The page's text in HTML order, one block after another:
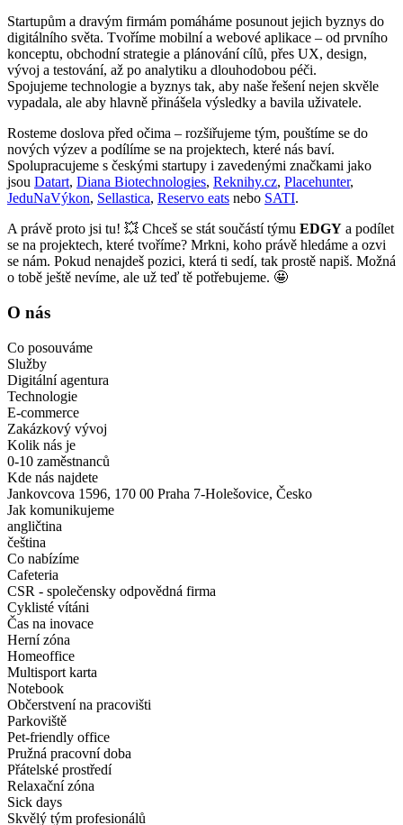
Startupům a dravým firmám pomáháme posunout jejich byznys do
digitálního světa. Tvoříme mobilní a webové aplikace – od prvního
konceptu, obchodní strategie a plánování cílů, přes UX, design,
vývoj a testování, až po analytiku a dlouhodobou péči.
Spojujeme technologie a byznys tak, aby naše řešení nejen skvěle
vypadala, ale aby hlavně přinášela výsledky a bavila uživatele.
Rosteme doslova před očima – rozšiřujeme tým, pouštíme se do
nových výzev a podílíme se na projektech, které nás baví.
Spolupracujeme s českými startupy i zavedenými značkami jako
jsou Datart, Diana Biotechnologies, Reknihy.cz, Placehunter,
JeduNaVýkon, Sellastica, Reservo eats nebo SATI.
A právě proto jsi tu! 💥 Chceš se stát součástí týmu EDGY a podílet
se na projektech, které tvoříme? Mrkni, koho právě hledáme a ozvi
se nám. Pokud nenajdeš pozici, která ti sedí, tak prostě napiš. Možná
o tobě ještě nevíme, ale už teď tě potřebujeme. 🤩
O nás
Co posouváme
Služby
Digitální agentura
Technologie
E-commerce
Zakázkový vývoj
Kolik nás je
0-10 zaměstnanců
Kde nás najdete
Jankovcova 1596, 170 00 Praha 7-Holešovice, Česko
Jak komunikujeme
angličtina
čeština
Co nabízíme
Cafeteria
CSR - společensky odpovědná firma
Cyklisté vítáni
Čas na inovace
Herní zóna
Homeoffice
Multisport karta
Notebook
Občerstvení na pracovišti
Parkoviště
Pet-friendly office
Pružná pracovní doba
Přátelské prostředí
Relaxační zóna
Sick days
Skvělý tým profesionálů